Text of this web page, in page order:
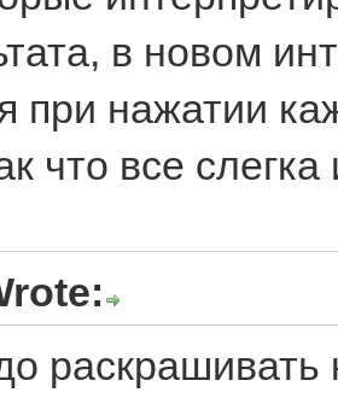
в новом
при нажатии
что все
раскрашивать